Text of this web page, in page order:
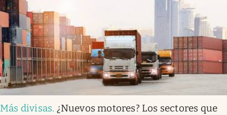
Más divisas. ¿Nuevos motores? Los sectores que